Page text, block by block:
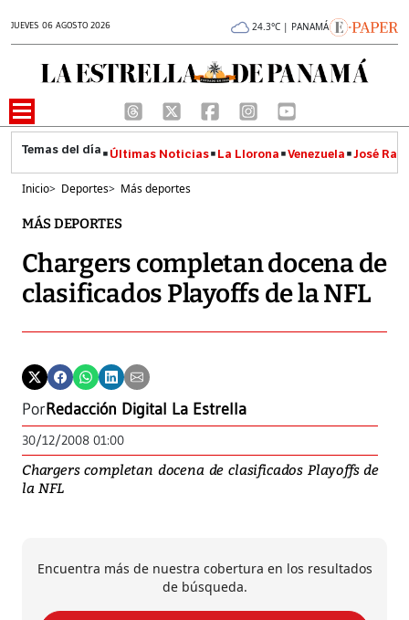
JUEVES 06 AGOSTO 2026 24.3°C | PANAMÁ
Últimas Noticias La Llorona Venezuela José
Inicio> Deportes> Más deportes
MÁS DEPORTES
Chargers completan docena de
clasificados Playoffs de la NFL
PorRedacción Digital La Estrella
30/12/2008 01:00
Chargers completan docena de clasificados Playoffs de
la NFL
Encuentra más de nuestra cobertura en los resultados
de búsqueda.